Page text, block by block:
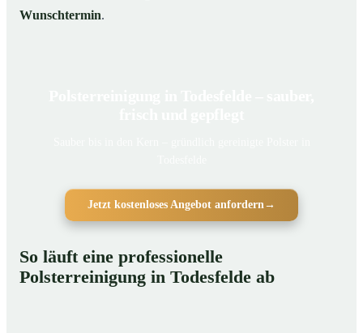
Wunschtermin.
Jetzt kostenloses Angebot anfordern →
So läuft eine professionelle
Polsterreinigung in Todesfelde ab